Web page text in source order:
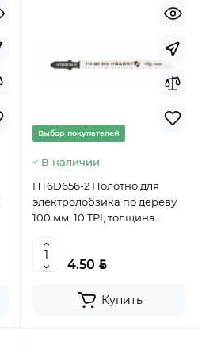
Выбор покупателей
В наличии
HT6D656-2 Полотно для
электролобзика по дереву
100 мм, 10 TPI, толщина
рез, 2 шт, HOEGERT,
5901867156457 (CN)
4.50 BYN
Купить